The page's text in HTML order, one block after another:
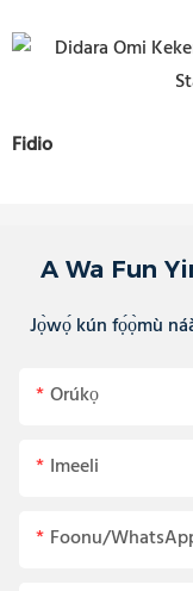
Fidio
A Wa Fun
Jọ̀wọ́ kún fọ́ọ̀mù
Orúkọ
Imeeli
Foonu/